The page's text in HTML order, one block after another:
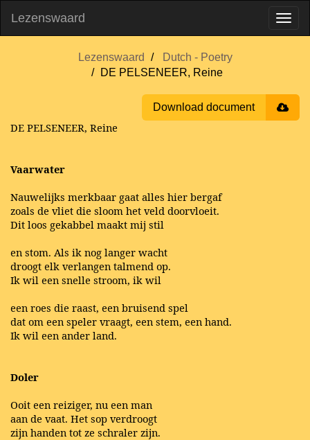
Lezenswaard
Lezenswaard
Dutch - Poetry
DE PELSENEER, Reine
Download document
DE PELSENEER, Reine
Vaarwater
Nauwelijks merkbaar gaat alles hier bergaf
zoals de vliet die sloom het veld doorvloeit.
Dit loos gekabbel maakt mij stil
en stom. Als ik nog langer wacht
droogt elk verlangen talmend op.
Ik wil een snelle stroom, ik wil
een roes die raast, een bruisend spel
dat om een speler vraagt, een stem, een hand.
Ik wil een ander land.
Doler
Ooit een reiziger, nu een man
aan de vaat. Het sop verdroogt
zijn handen tot ze schraler zijn.